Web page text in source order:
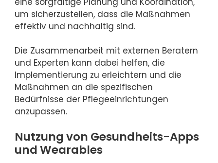
um sicherzustellen, dass die Maßnahmen
effektiv und nachhaltig sind.
Die Zusammenarbeit mit externen Beratern
und Experten kann dabei helfen, die
Implementierung zu erleichtern und die
Maßnahmen an die spezifischen
Bedürfnisse der Pflegeeinrichtungen
anzupassen.
Nutzung von Gesundheits-Apps
und Wearables